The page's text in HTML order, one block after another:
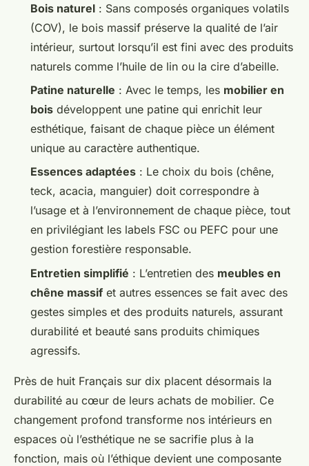
Bois naturel : Sans composés organiques volatils
(COV), le bois massif préserve la qualité de l’air
intérieur, surtout lorsqu’il est fini avec des produits
naturels comme l’huile de lin ou la cire d’abeille.
Patine naturelle : Avec le temps, les mobilier en
bois développent une patine qui enrichit leur
esthétique, faisant de chaque pièce un élément
unique au caractère authentique.
Essences adaptées : Le choix du bois (chêne,
teck, acacia, manguier) doit correspondre à
l’usage et à l’environnement de chaque pièce, tout
en privilégiant les labels FSC ou PEFC pour une
gestion forestière responsable.
Entretien simplifié : L’entretien des meubles en
chêne massif et autres essences se fait avec des
gestes simples et des produits naturels, assurant
durabilité et beauté sans produits chimiques
agressifs.
Près de huit Français sur dix placent désormais la
durabilité au cœur de leurs achats de mobilier. Ce
changement profond transforme nos intérieurs en
espaces où l’esthétique ne se sacrifie plus à la
fonction, mais où l’éthique devient une composante